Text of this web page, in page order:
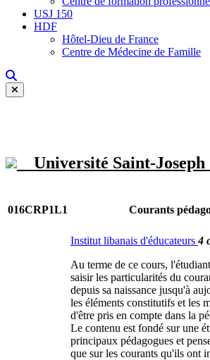
USJ 150
HDF
Hôtel-Dieu de France
Centre de Médecine de Famille
Université Saint-Joseph
016CRP1L1 Courants
Institut libanais d'éducateurs4
Au terme de ce cours,
saisir les particularités du
depuis sa naissance jusqu'à
les éléments constitutifs et les
d'être pris en compte dans la
Le contenu est fondé sur une
principaux pédagogues et
que sur les courants qu'ils ont